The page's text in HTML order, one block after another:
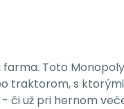
Toto
traktorom, s
či už pri hernom